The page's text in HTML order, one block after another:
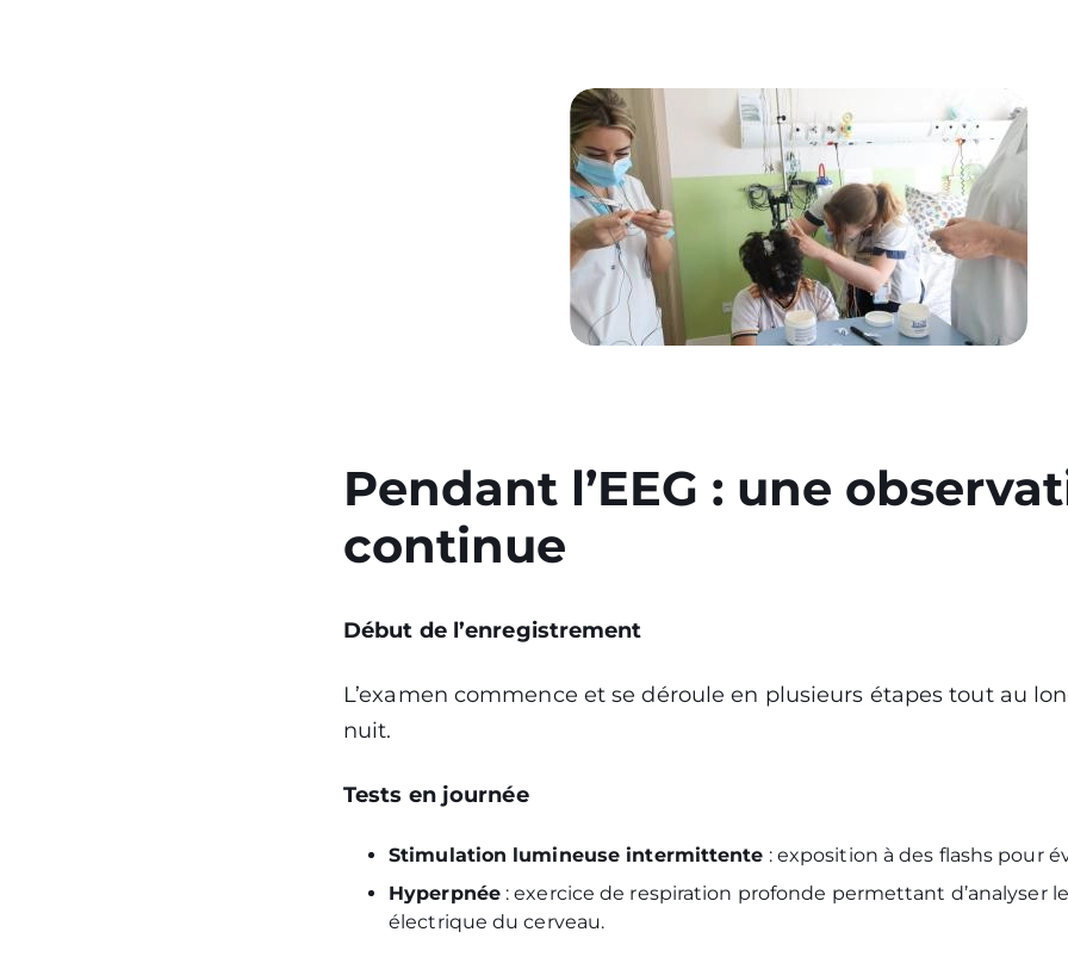
Pendant l’EEG : une
continue
Début de l’enregistrement
L’examen commence et se déroule en plusieurs étapes tout au
nuit.
Tests en journée
Stimulation lumineuse intermittente : exposition à des flashs pour
Hyperpnée: exercice de respiration profonde permettant d’analyser
électrique du cerveau.